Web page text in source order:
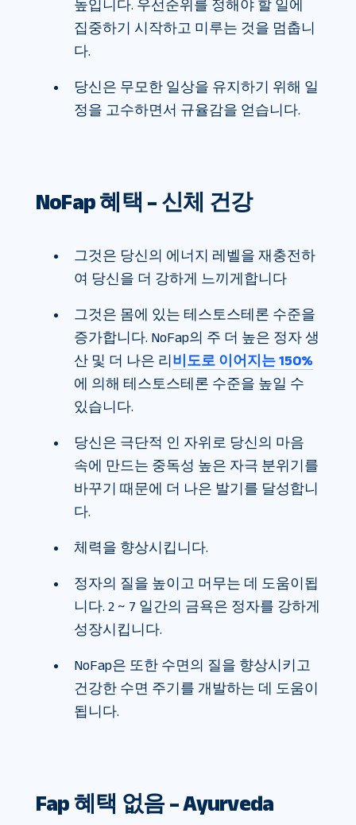
높입니다. 우선순위를 정해야 할 일에
집중하기 시작하고 미루는 것을 멈춥니
다.
당신은 무모한 일상을 유지하기 위해 일
정을 고수하면서 규율감을 얻습니다.
NoFap 혜택 – 신체 건강
그것은 당신의 에너지 레벨을 재충전하
여 당신을 더 강하게 느끼게합니다
그것은 몸에 있는 테스토스테론 수준을
증가합니다. NoFap의 주 더 높은 정자 생
산 및 더 나은 리 비도로 이어지는 150%
에 의해 테스토스테론 수준을 높일 수
있습니다.
당신은 극단적 인 자위로 당신의 마음
속에 만드는 중독성 높은 자극 분위기를
바꾸기 때문에 더 나은 발기를 달성합니
다.
체력을 향상시킵니다.
정자의 질을 높이고 머무는 데 도움이됩
니다. 2 ~ 7 일간의 금욕은 정자를 강하게
성장시킵니다.
NoFap은 또한 수면의 질을 향상시키고
건강한 수면 주기를 개발하는 데 도움이
됩니다.
Fap 혜택 없음 – Ayurveda